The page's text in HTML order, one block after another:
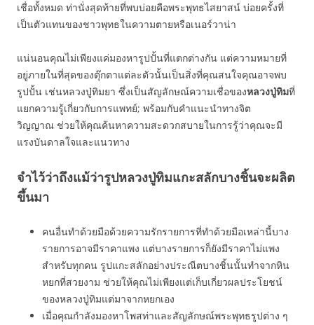
เชื่อทั้งหมด ท่านั่งสุดท้ายที่พบบ่อยคือพระพุทธไสยาสน์ บ่อยครั้งที่
เป็นตัวแทนของชาวพุทธในความตายหรือเนอร์วาน่า
แน่นอนคุณไม่เพียงแค่มองหารูปปั้นที่แตกต่างกัน แต่ความหมายที่
อยู่ภายในที่สุดของตุ๊กตาแต่ละตัวนั้นเป็นสิ่งที่คุณสนใจคุณอาจพบ
รูปปั้น เช่นหลวงปู่ทิมยา ซึ่งเป็นสัญลักษณ์ความเชื่อของหลวงปู่ทิมที่
แยกความรู้เกี่ยวกับการแพทย์; พร้อมกับคำแนะนำทางจิต
วิญญาณ ช่วยให้คุณค้นหาความสะดวกสบายในการรู้ว่าคุณจะมี
แรงบันดาลใจและแนวทาง
จำไว้ว่าถึงแม้ว่ารูปหลวงปู่ทิมแกะสลักบางชิ้นจะผลิต
ขึ้นมา
คนอื่นทำด้วยมือด้วยความรักรายการที่ทำด้วยมือเหล่านี้บาง
รายการอาจมีราคาแพง แต่บางรายการก็ยังมีราคาไม่แพง
สำหรับทุกคน รูปแกะสลักอย่างประณีตบางชิ้นนั้นทำจากหิน
หยกที่สวยงาม ช่วยให้คุณไม่เพียงแต่เก็บเกี่ยวผลประโยชน์
ของหลวงปู่ทิมแต่มาจากหยกเอง
เมื่อคุณกำลังมองหาโพสท่าและสัญลักษณ์พระพุทธรูปต่าง ๆ